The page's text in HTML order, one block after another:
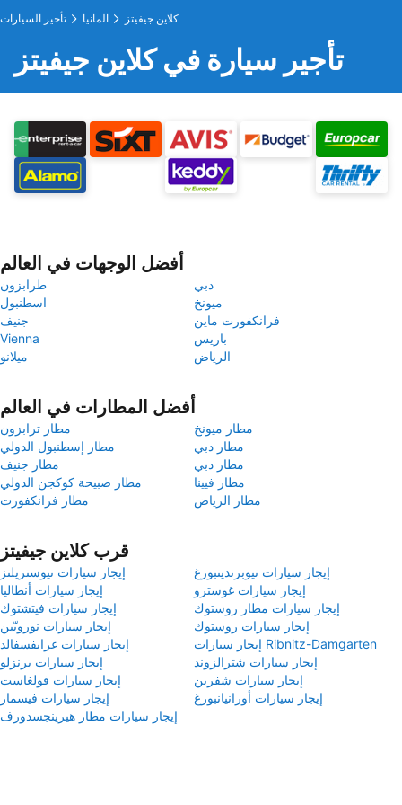
تأجير السيارات المانيا كلاين جيفيتز
تأجير سيارة في كلاين جيفيتز
أفضل الوجهات في العالم
طرابزون
دبي
اسطنبول
ميونخ
جنيف
فرانكفورت ماين
Vienna
باريس
ميلانو
الرياض
أفضل المطارات في العالم
مطار ترابزون
مطار ميونخ
مطار إسطنبول الدولي
مطار دبي
مطار جنيف
مطار دبي
مطار صبيحة كوكجن الدولي
مطار فيينا
مطار فرانكفورت
مطار الرياض
قرب كلاين جيفيتز
إيجار سيارات نيوستريلتز
إيجار سيارات نيوبرندينبورغ
إيجار سيارات أنطاليا
إيجار سيارات غوسترو
إيجار سيارات فيتشتوك
إيجار سيارات مطار روستوك
إيجار سيارات نوروبّين
إيجار سيارات روستوك
إيجار سيارات غرايفسفالد
إيجار سيارات Ribnitz-Damgarten
إيجار سيارات برنزلو
إيجار سيارات شترالزوند
إيجار سيارات فولغاست
إيجار سيارات شفرين
إيجار سيارات فيسمار
إيجار سيارات أورانيانبورغ
إيجار سيارات مطار هيرينجسدورف